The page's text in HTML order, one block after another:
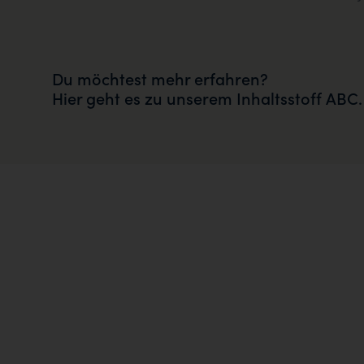
Du möchtest mehr erfahren?
Hier geht es zu unserem Inhaltsstoff ABC.